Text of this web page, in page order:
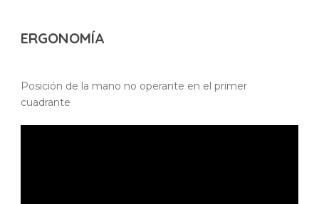
ERGONOMÍA
Posición de la mano no operante en el primer
cuadrante